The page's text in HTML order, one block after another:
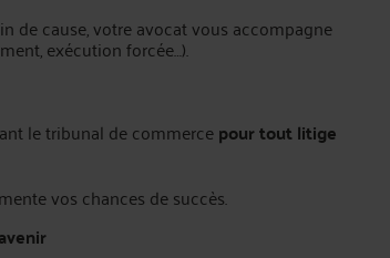
de cause, votre avocat vous accompagne
exécution forcée…).
le tribunal de commercepour tout litige
vos chances de succès.